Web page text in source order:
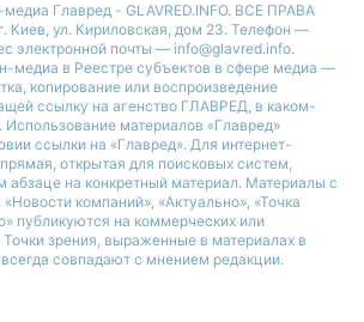
Главред - GLAVRED.INFO. ВСЕ ПРАВА
ул. Кириловская, дом 23. Телефон —
электронной почты — info@glavred.info.
медиа в Реестре cубъектов в сфере медиа —
копирование или воспроизведение
ссылку на агенство ГЛАВРЕД, в каком-
материалов «Главред»
ссылки на «Главред». Для интернет-
открытая для поисковых систем,
абзаце на конкретный материал. Материалы с
компаний», «Актуально», «Точка
публикуются на коммерческих или
Точки зрения, выраженные в материалах в
совпадают с мнением редакции.